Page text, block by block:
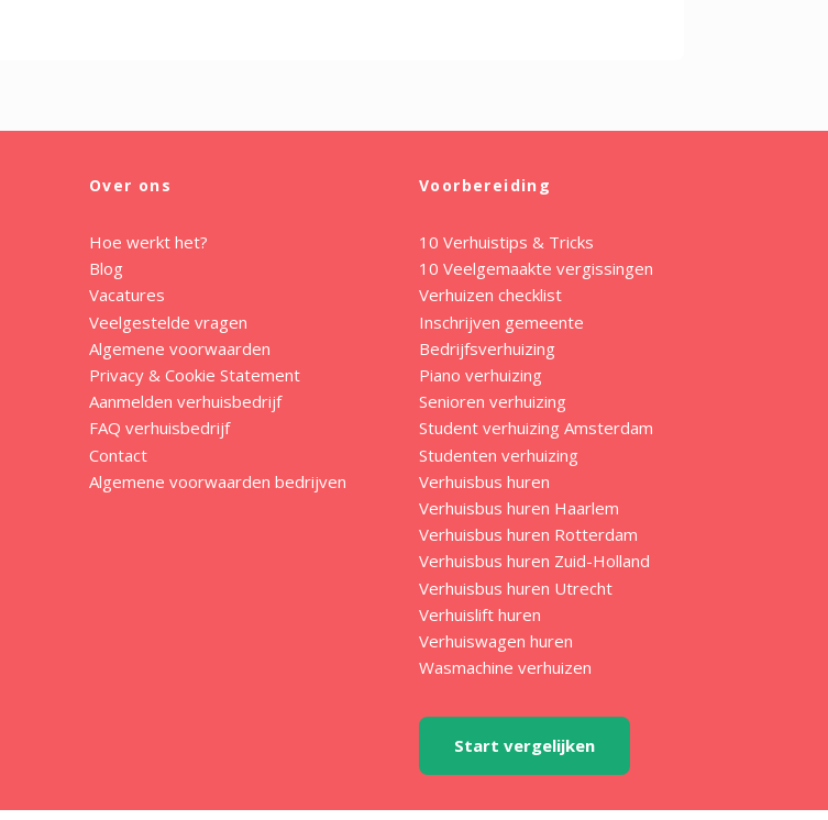
Over ons
Hoe werkt het?
Blog
Vacatures
Veelgestelde vragen
Algemene voorwaarden
Privacy & Cookie Statement
Aanmelden verhuisbedrijf
FAQ verhuisbedrijf
Contact
Algemene voorwaarden bedrijven
Voorbereiding
10 Verhuistips & Tricks
10 Veelgemaakte vergissingen
Verhuizen checklist
Inschrijven gemeente
Bedrijfsverhuizing
Piano verhuizing
Senioren verhuizing
Student verhuizing Amsterdam
Studenten verhuizing
Verhuisbus huren
Verhuisbus huren Haarlem
Verhuisbus huren Rotterdam
Verhuisbus huren Zuid-Holland
Verhuisbus huren Utrecht
Verhuislift huren
Verhuiswagen huren
Wasmachine verhuizen
Start vergelijken